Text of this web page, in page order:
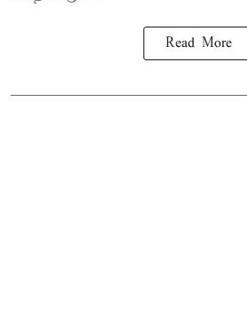
Read More